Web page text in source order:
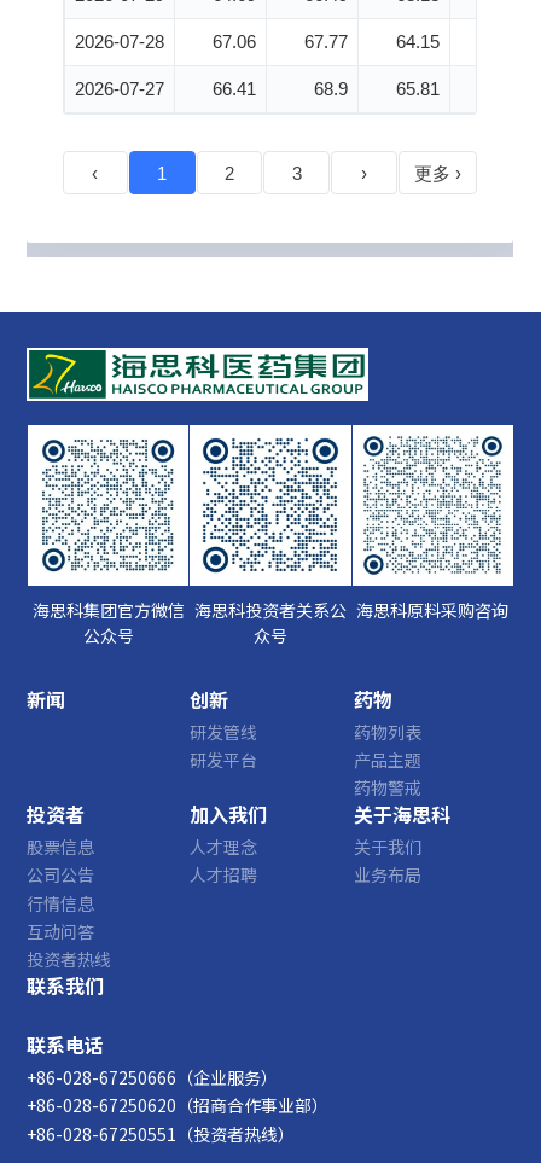
海思科集团官方微信
公众号
海思科投资者关系公
众号
海思科原料采购咨询
新闻 创新
研发管线
研发平台
药物
药物列表
产品主题
药物警戒
投资者
股票信息
公司公告
行情信息
互动问答
投资者热线
加入我们
人才理念
人才招聘
关于海思科
关于我们
业务布局
联系我们
联系电话
+86-028-67250666（企业服务）
+86-028-67250620（招商合作事业部）
+86-028-67250551（投资者热线）